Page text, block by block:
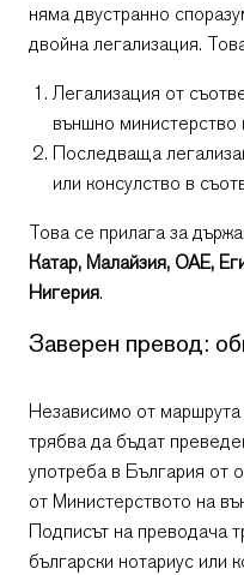
няма двустранно
двойна легализация.
Легализация от
външно
Последваща
или консулство в
Това се прилага за
Катар, Малайзия, ОАЕ,
Нигерия.
Заверен превод:
Независимо от
трябва да бъдат
употреба в България от
от Министерството на
Подписът на преводача
български нотариус или